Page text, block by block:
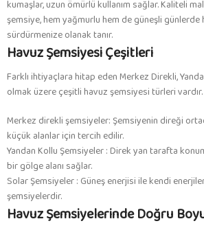
kumaşlar, uzun ömürlü kullanım sağlar. Kaliteli
şemsiye, hem yağmurlu hem de güneşli
sürdürmenize olanak tanır.
Havuz Şemsiyesi Çeşitleri
Farklı ihtiyaçlara hitap eden Merkez Direkli,
olmak üzere çeşitli havuz şemsiyesi türleri vardır.
Merkez direkli şemsiyeler: Şemsiyenin direği
küçük alanlar için tercih edilir.
Yandan Kollu Şemsiyeler : Direk yan tarafta
bir gölge alanı sağlar.
Solar Şemsiyeler : Güneş enerjisi ile kendi
şemsiyelerdir.
Havuz Şemsiyelerinde Doğru